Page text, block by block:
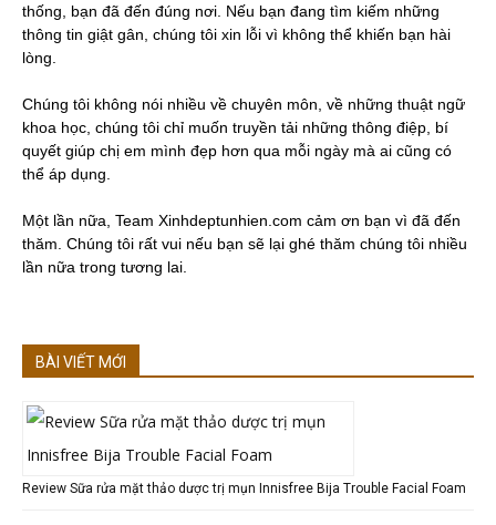
thống, bạn đã đến đúng nơi. Nếu bạn đang tìm kiếm những
thông tin giật gân, chúng tôi xin lỗi vì không thể khiến bạn hài
lòng.
Chúng tôi không nói nhiều về chuyên môn, về những thuật ngữ
khoa học, chúng tôi chỉ muốn truyền tải những thông điệp, bí
quyết giúp chị em mình đẹp hơn qua mỗi ngày mà ai cũng có
thể áp dụng.
Một lần nữa, Team Xinhdeptunhien.com cảm ơn bạn vì đã đến
thăm. Chúng tôi rất vui nếu bạn sẽ lại ghé thăm chúng tôi nhiều
lần nữa trong tương lai.
BÀI VIẾT MỚI
Review Sữa rửa mặt thảo dược trị mụn Innisfree Bija Trouble Facial Foam